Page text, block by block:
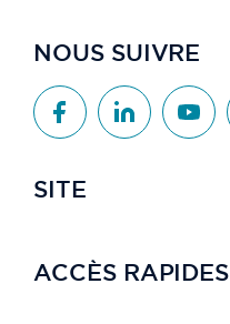
NOUS SUIVRE
SITE
ACCÈS RAPIDES